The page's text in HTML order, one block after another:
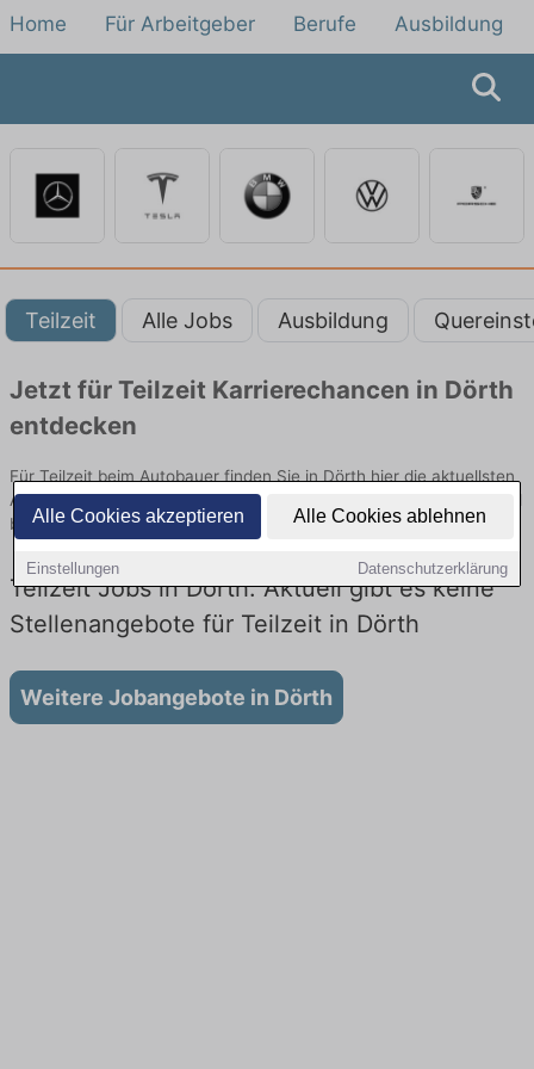
Alle Cookies akzeptieren Alle Cookies ablehnen
Einstellungen Datenschutzerklärung
Home Für Arbeitgeber Berufe Ausbildung
Teilzeit Alle Jobs Ausbildung
Jetzt für Teilzeit Karrierechancen in Dörth
entdecken
Für Teilzeit beim Autobauer finden Sie in Dörth hier die aktuellsten
Angebote. Entdecken Sie freie Optionen von Top-Arbeitgebern und
bewerben Sie sich noch heute.
Teilzeit Jobs in Dörth: Aktuell gibt es keine
Stellenangebote für Teilzeit in Dörth
Weitere Jobangebote in Dörth